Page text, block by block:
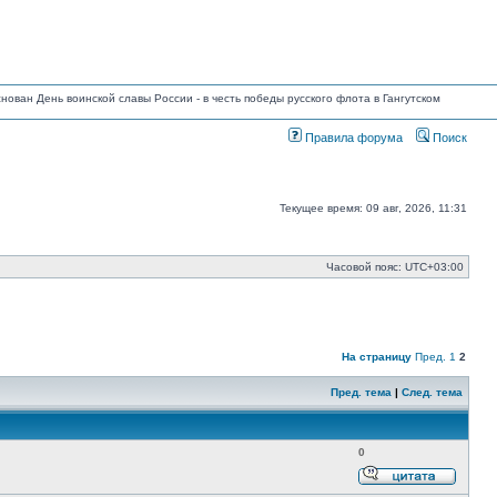
День воинской славы России - в честь победы русского флота в Гангутском
Правила форума Поиск
Текущее время: 09 авг, 2026, 11:31
Часовой пояс: UTC+03:00
На страницу Пред. 1 2
Пред. тема | След. тема
0